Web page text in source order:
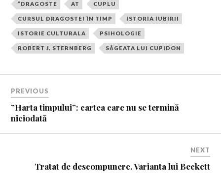
”DRAGOSTE AT CUPLU
CURSUL DRAGOSTEI ÎN TIMP ISTORIA IUBIRII
ISTORIE CULTURALA PSIHOLOGIE
ROBERT J. STERNBERG SĂGEATA LUI CUPIDON
PREVIOUS
”Harta timpului”: cartea care nu se termină
niciodată
NEXT
Tratat de descompunere. Varianta lui Beckett